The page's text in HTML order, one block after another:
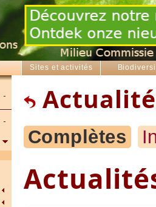
Sites et activités
Complètes